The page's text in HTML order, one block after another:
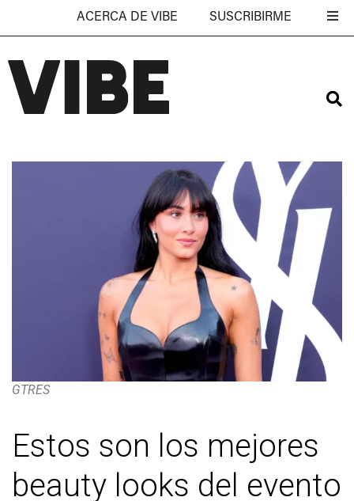
ACERCA DE VIBE SUSCRIBIRME
GTRES
Estos son los mejores
beauty looks del evento